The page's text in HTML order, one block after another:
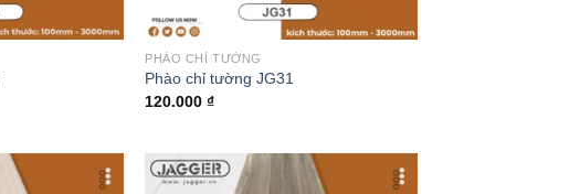
PHÀO CHỈ TƯỜNG
Phào chỉ tường JG31
120.000₫